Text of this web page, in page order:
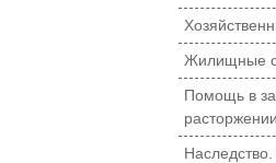
Жилищные
Помощь в